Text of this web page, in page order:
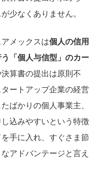
少なくありません。
メックスは個人の信用
「個人与信型」のカー
算書の提出は原則不
ートアップ企業の経営
ばかりの個人事業主、
込みやすいという特徴
手に入れ、すぐさま節
アドバンテージと言え